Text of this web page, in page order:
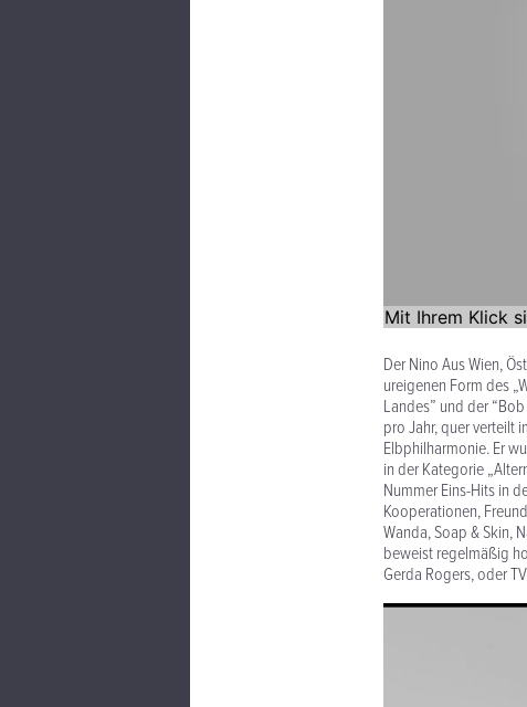
Der Nino Aus Wien,
ureigenen Form des
Landes” und der
pro Jahr, quer verteilt
Elbphilharmonie. Er
in der Kategorie
Nummer Eins-Hits in
Kooperationen,
Wanda, Soap & Skin,
beweist regelmäßig
Gerda Rogers, oder